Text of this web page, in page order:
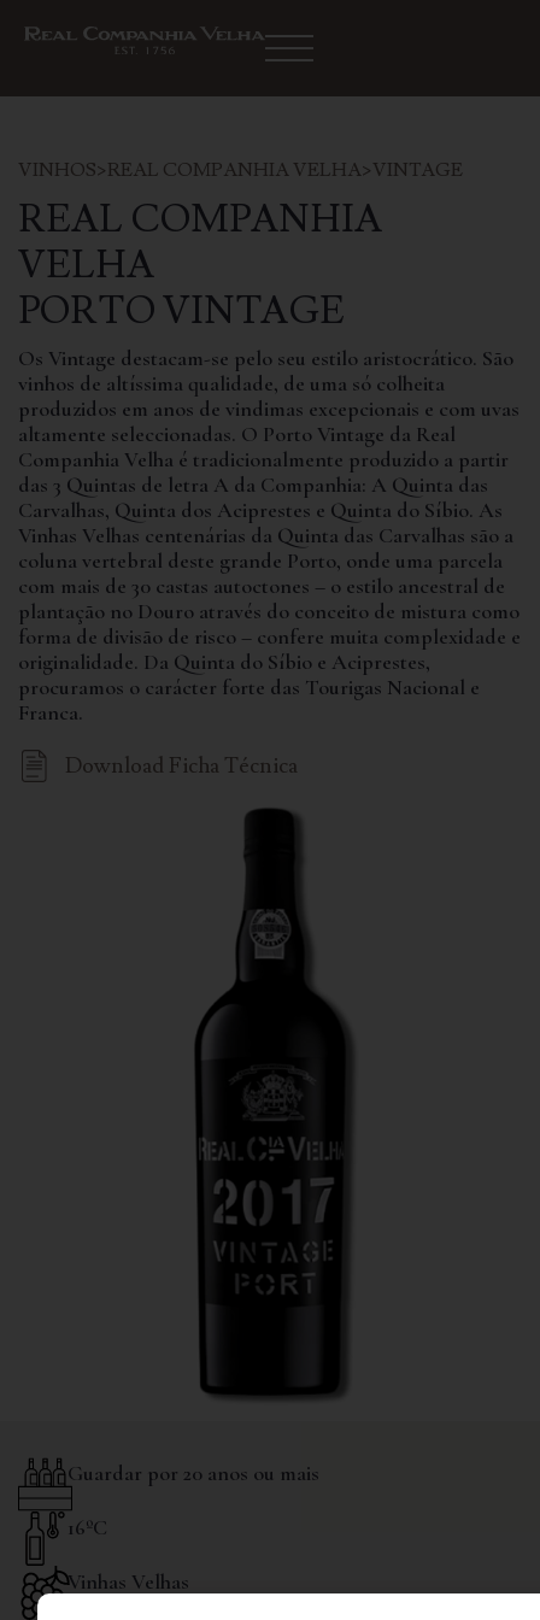
VINHOS>REAL COMPANHIA VELHA>VINTAGE
REAL COMPANHIA
VELHA
PORTO VINTAGE
Os Vintage destacam-se pelo seu estilo aristocrático. São
vinhos de altíssima qualidade, de uma só colheita
produzidos em anos de vindimas excepcionais e com uvas
altamente seleccionadas. O Porto Vintage da Real
Companhia Velha é tradicionalmente produzido a partir
das 3 Quintas de letra A da Companhia: A Quinta das
Carvalhas, Quinta dos Aciprestes e Quinta do Síbio. As
Vinhas Velhas centenárias da Quinta das Carvalhas são a
coluna vertebral deste grande Porto, onde uma parcela
com mais de 30 castas autoctones – o estilo ancestral de
plantação no Douro através do conceito de mistura como
forma de divisão de risco – confere muita complexidade e
originalidade. Da Quinta do Síbio e Aciprestes,
procuramos o carácter forte das Tourigas Nacional e
Franca.
Download Ficha Técnica
Guardar por 20 anos ou mais
16ºC
Vinhas Velhas